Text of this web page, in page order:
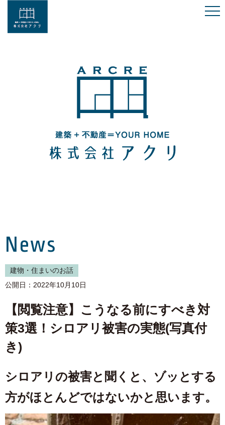
News
建物・住まいのお話
公開日：2022年10月10日
【閲覧注意】こうなる前にすべき対
策3選！シロアリ被害の実態(写真付
き)
シロアリの被害と聞くと、ゾッとする
方がほとんどではないかと思います。